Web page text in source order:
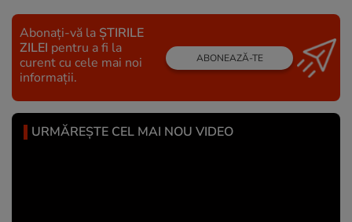
Abonați-vă la ȘTIRILE
ZILEI pentru a fi la
curent cu cele mai noi
informații.
ABONEAZĂ-TE
URMĂREȘTE CEL MAI NOU VIDEO